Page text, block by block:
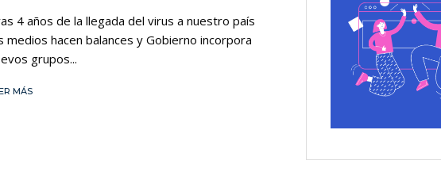
4 años de la llegada del virus a nuestro país
medios hacen balances y Gobierno incorpora
grupos...
MÁS